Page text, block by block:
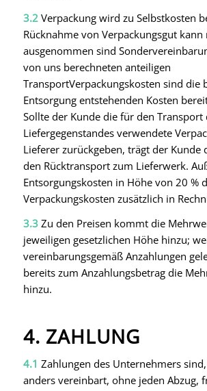
3.2Verpackung wird zu Selbstkosten
Rücknahme von Verpackungsgut
ausgenommen sind
von uns berechneten anteiligen
TransportVerpackungskosten sind die
Entsorgung entstehenden Kosten
Sollte der Kunde die für den Transport
Liefergegenstandes verwendete
Lieferer zurückgeben, trägt der Kunde
den Rücktransport zum Lieferwerk.
Entsorgungskosten in Höhe von 20 %
Verpackungskosten zusätzlich in
3.3Zu den Preisen kommt die
jeweiligen gesetzlichen Höhe hinzu;
vereinbarungsgemäß Anzahlungen
bereits zum Anzahlungsbetrag die
hinzu.
4. ZAHLUNG
4.1 Zahlungen des Unternehmers
anders vereinbart, ohne jeden Abzug,